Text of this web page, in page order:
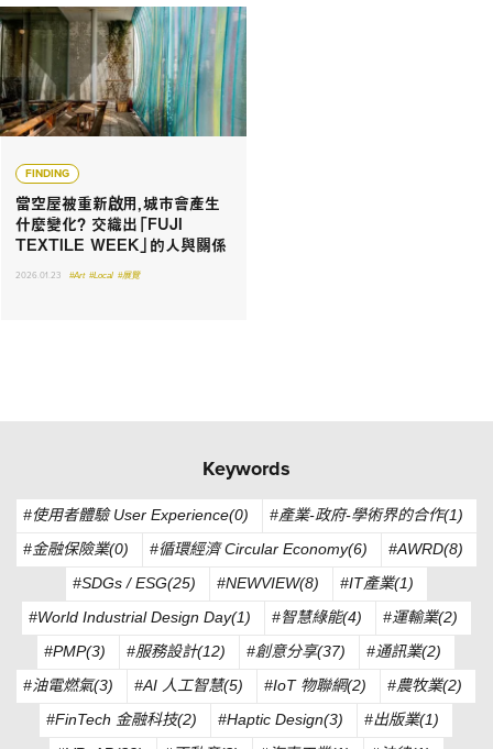
FINDING
當空屋被重新啟用，城市會產生
什麼變化？ 交織出「FUJI
TEXTILE WEEK」的人與關係
2026.01.23 #Art #Local #展覽
Keywords
#使用者體驗 User Experience(0)
#產業-政府-學術界的合作(1)
#金融保險業(0)
#循環經濟 Circular Economy(6)
#AWRD(8)
#SDGs / ESG(25)
#NEWVIEW(8)
#IT產業(1)
#World Industrial Design Day(1)
#智慧綠能(4)
#運輸業(2)
#PMP(3)
#服務設計(12) #創意分享(37)
#通訊業(2)
#油電燃氣(3)
#AI 人工智慧(5) #IoT 物聯網(2)
#農牧業(2)
#FinTech 金融科技(2)
#Haptic Design(3)
#出版業(1)